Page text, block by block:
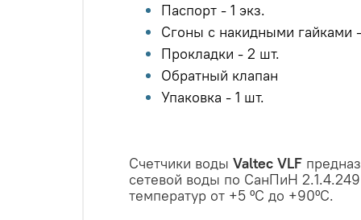
Паспорт - 1 экз.
Сгоны с накидными гайками
Прокладки - 2 шт.
Обратный клапан
Упаковка - 1 шт.
Счетчики воды Valtec VLF
сетевой воды по СанПиН
температур от +5 ºС до +90ºС.